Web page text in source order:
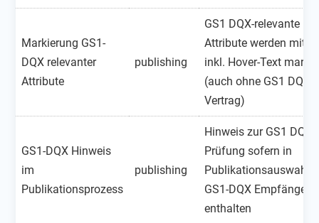
Markierung GS1-
DQX relevanter
Attribute
publishing
GS1 DQX-relevante
Attribute werden mit
inkl. Hover-Text
(auch ohne GS1 DQX-
Vertrag)
GS1-DQX Hinweis
im
Publikationsprozess
publishing
Hinweis zur GS1 DQX
Prüfung sofern in
Publikationsauswahl
GS1-DQX Empfänger
enthalten